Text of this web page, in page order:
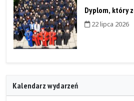
Dyplom, który
22 lipca 2026
Kalendarz wydarzeń